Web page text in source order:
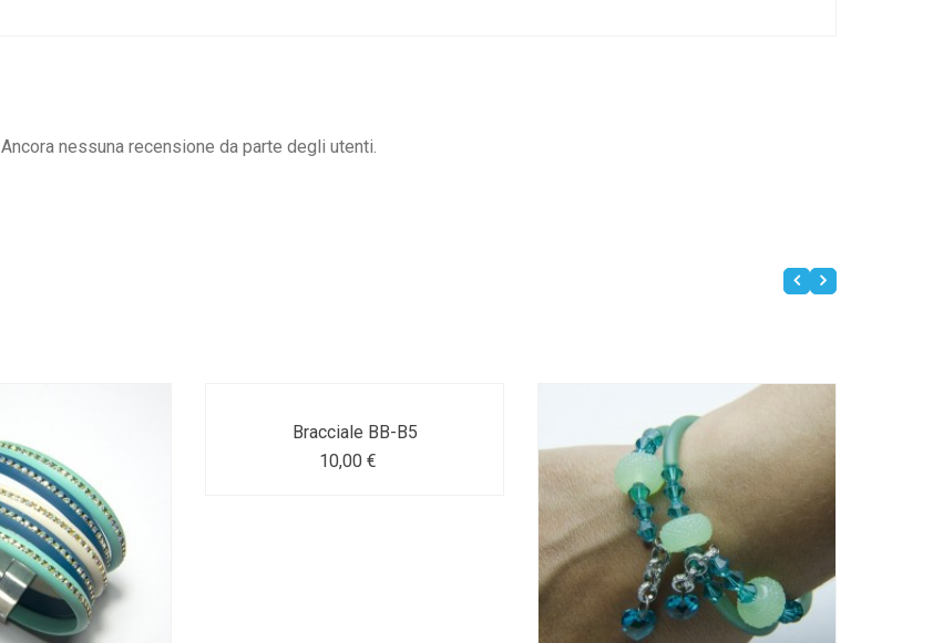
Ancora nessuna recensione da parte degli utenti.
Bracciale BB-B5
10,00 €